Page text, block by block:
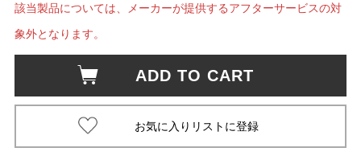
該当製品については、メーカーが提供するアフターサービスの対
象外となります。
ADD TO CART